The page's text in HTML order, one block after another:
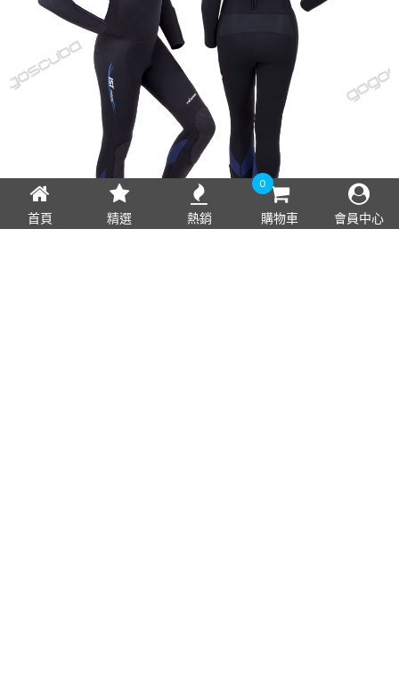
首頁 精選 熱銷
0
購物車 會員中心